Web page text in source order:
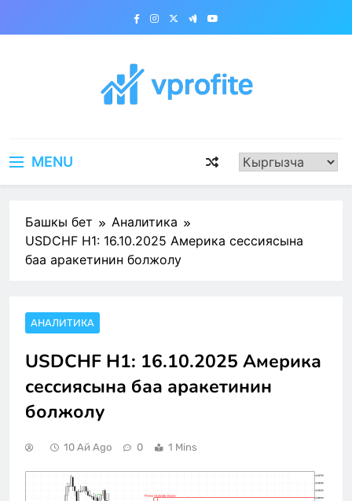
MENU
Башкы бет
Аналитика
USDCHF H1: 16.10.2025 Америка сессиясына
баа аракетинин болжолу
АНАЛИТИКА
USDCHF H1: 16.10.2025 Америка
сессиясына баа аракетинин
болжолу
10 Ай Ago 0 1 Mins